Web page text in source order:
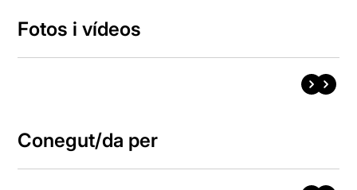
Fotos i vídeos
Conegut/da per